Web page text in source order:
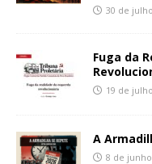
30 de
Fuga da
19 de
A
8 de